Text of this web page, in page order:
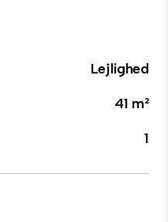
Lejlighed
41 m²
1